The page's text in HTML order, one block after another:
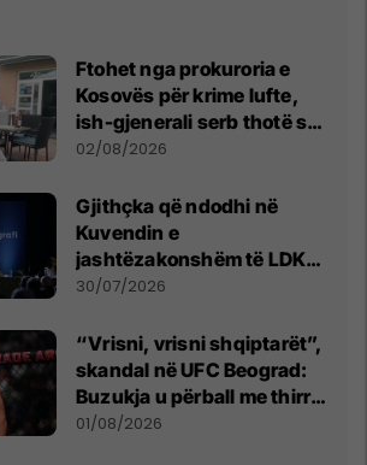
Ftohet nga prokuroria e
Kosovës për krime lufte,
ish-gjenerali serb thotë se
dikush e tradhtoi në
02/08/2026
Gjithçka që ndodhi në
Kuvendin e
jashtëzakonshëm të LDK-
së
30/07/2026
“Vrisni, vrisni shqiptarët”,
skandal në UFC Beograd:
Buzukja u përball me thirrje
anti-shqiptare nga
01/08/2026